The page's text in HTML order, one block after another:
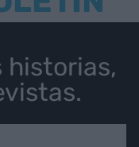
historias,